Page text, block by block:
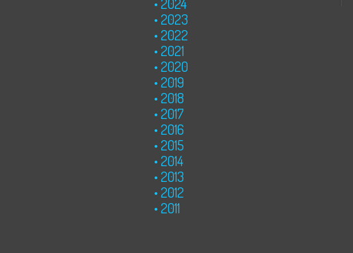
2023
2022
2021
2020
2019
2018
2017
2016
2015
2014
2013
2012
2011